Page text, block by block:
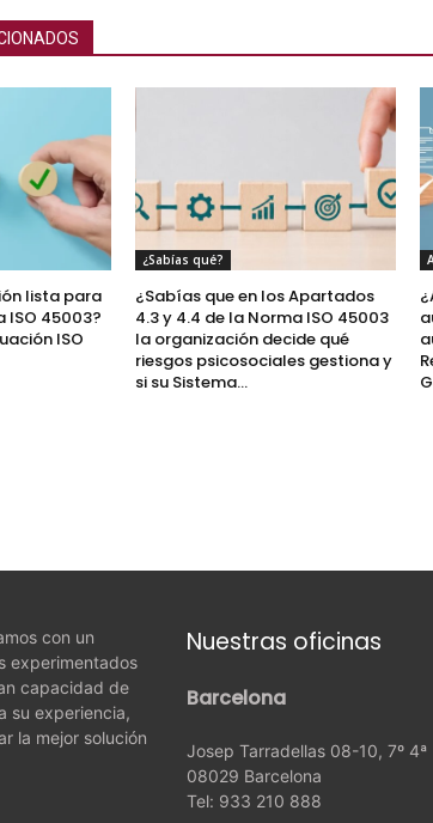
lista para
45003?
ISO
¿Sabías qué?
¿Sabías que en los Apartados
4.3 y 4.4 de la Norma ISO 45003
la organización decide qué
riesgos psicosociales gestiona y
si su Sistema...
con un
experimentados
capacidad de
su experiencia,
la mejor solución
Nuestras oficinas
Barcelona
Josep Tarradellas 08-10, 7º 4ª
08029 Barcelona
Tel: 933 210 888